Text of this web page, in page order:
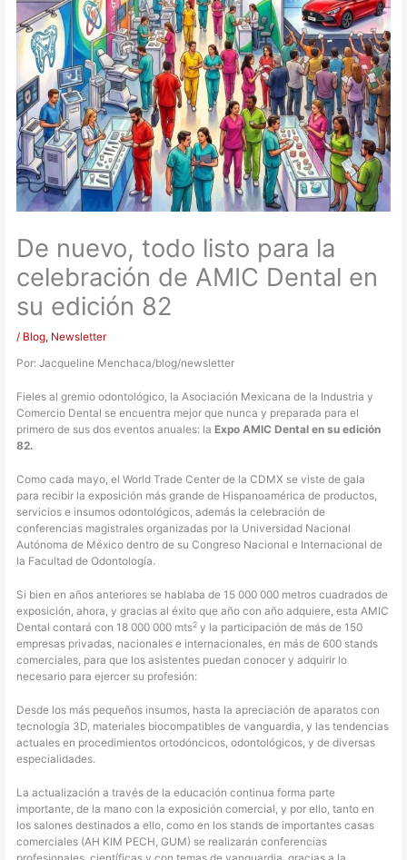
De nuevo, todo listo para la
celebración de AMIC Dental en
su edición 82
/ Blog, Newsletter
Por: Jacqueline Menchaca/blog/newsletter
Fieles al gremio odontológico, la Asociación Mexicana de la Industria y
Comercio Dental se encuentra mejor que nunca y preparada para el
primero de sus dos eventos anuales: la Expo AMIC Dental en su edición
82.
Como cada mayo, el World Trade Center de la CDMX se viste de gala
para recibir la exposición más grande de Hispanoamérica de productos,
servicios e insumos odontológicos, además la celebración de
conferencias magistrales organizadas por la Universidad Nacional
Autónoma de México dentro de su Congreso Nacional e Internacional de
la Facultad de Odontología.
Si bien en años anteriores se hablaba de 15 000 000 metros cuadrados de
exposición, ahora, y gracias al éxito que año con año adquiere, esta AMIC
Dental contará con 18 000 000 mts2y la participación de más de 150
empresas privadas, nacionales e internacionales, en más de 600 stands
comerciales, para que los asistentes puedan conocer y adquirir lo
necesario para ejercer su profesión:
Desde los más pequeños insumos, hasta la apreciación de aparatos con
tecnología 3D, materiales biocompatibles de vanguardia, y las tendencias
actuales en procedimientos ortodóncicos, odontológicos, y de diversas
especialidades.
La actualización a través de la educación continua forma parte
importante, de la mano con la exposición comercial, y por ello, tanto en
los salones destinados a ello, como en los stands de importantes casas
comerciales (AH KIM PECH, GUM) se realizarán conferencias